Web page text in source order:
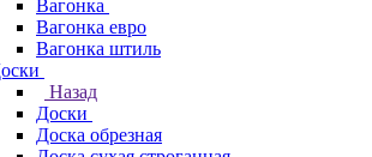
Вагонка
Вагонка евро
Вагонка штиль
Назад
Доски
Доска обрезная